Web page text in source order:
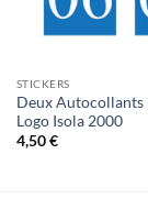
STICKERS
Deux
Logo Isola 2000
4,50€